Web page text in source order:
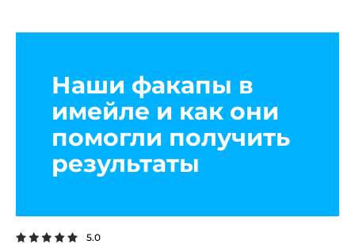
Наши факапы в
имейле и как они
помогли получить
результаты
5.0